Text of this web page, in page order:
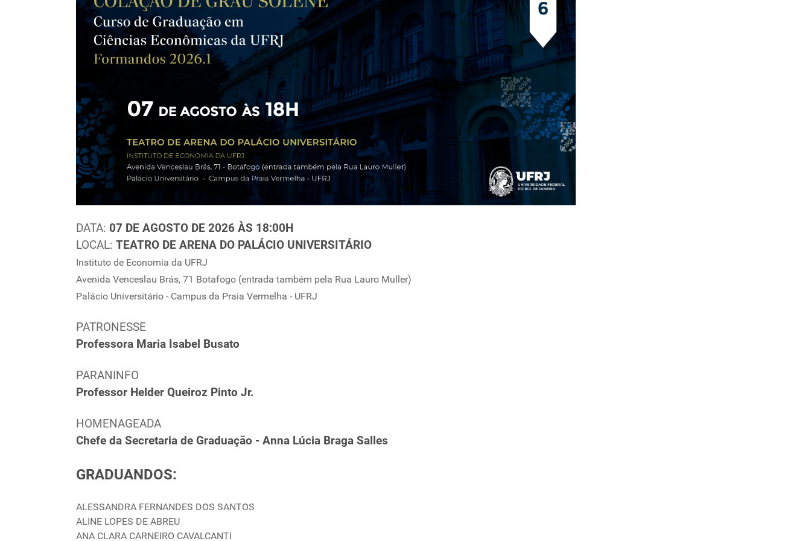
DATA: 07 DE AGOSTO DE 2026 ÀS 18:00H
LOCAL: TEATRO DE ARENA DO PALÁCIO UNIVERSITÁRIO
Instituto de Economia da UFRJ
Avenida Venceslau Brás, 71 Botafogo (entrada também pela Rua Lauro Muller)
Palácio Universitário - Campus da Praia Vermelha - UFRJ
PATRONESSE
Professora Maria Isabel Busato
PARANINFO
Professor Helder Queiroz Pinto Jr.
HOMENAGEADA
Chefe da Secretaria de Graduação - Anna Lúcia Braga Salles
GRADUANDOS:
ALESSANDRA FERNANDES DOS SANTOS
ALINE LOPES DE ABREU
ANA CLARA CARNEIRO CAVALCANTI